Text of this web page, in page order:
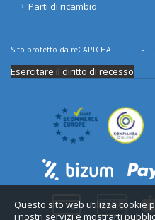
Parti di ricambio
Questo sito web utilizza cookie
i nostri servizi e mostrarti
Sito protetto da reCAPTCHA. -
Esercitare il diritto di recesso